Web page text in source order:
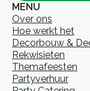
MENU
Over ons
Hoe werkt het
Decorbouw &
Rekwisieten
Themafeesten
Partyverhuur